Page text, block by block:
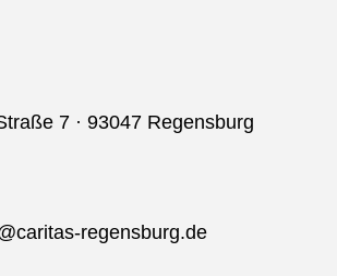
7 · 93047 Regensburg
regensburg.de